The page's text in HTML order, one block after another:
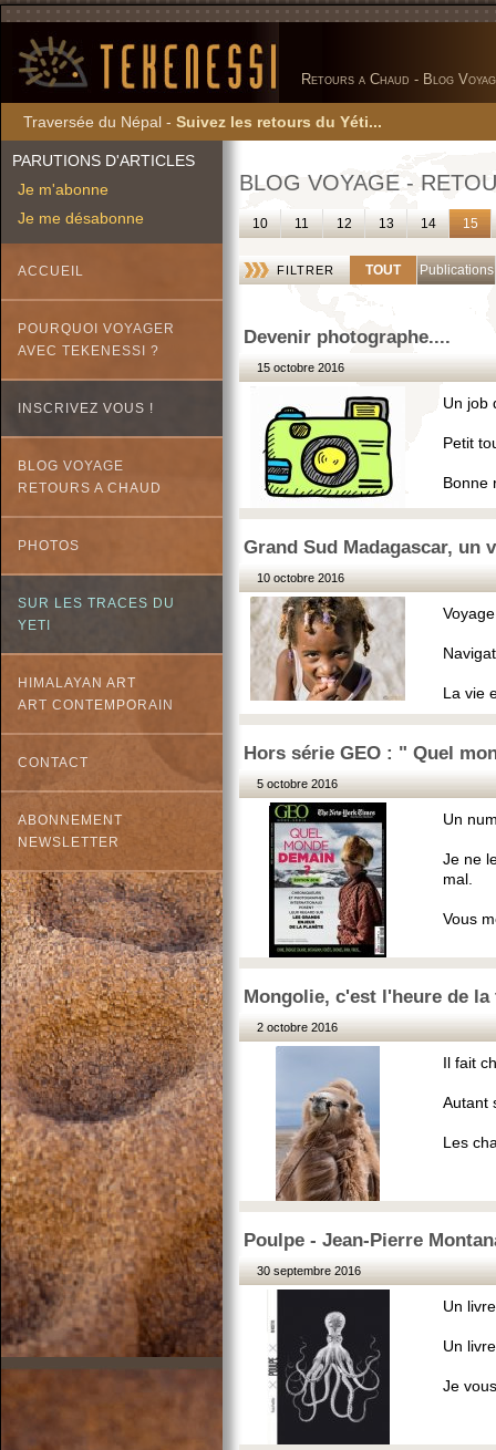
Retours a Chaud - Blog
Traversée du Népal - Suivez les retours du Yéti...
PARUTIONS D'ARTICLES
Je m'abonne
Je me désabonne
ACCUEIL
POURQUOI VOYAGER
AVEC TEKENESSI ?
INSCRIVEZ VOUS !
BLOG VOYAGE
RETOURS A CHAUD
PHOTOS
SUR LES TRACES DU
YETI
HIMALAYAN ART
ART CONTEMPORAIN
CONTACT
ABONNEMENT
NEWSLETTER
BLOG VOYAGE -
10 11 12 13 14 15
FILTRER TOUT Publications
Devenir photographe....
15 octobre 2016
Un job
Petit
Bonne
Grand Sud Madagascar, un
10 octobre 2016
La vie
Hors série GEO : " Quel
5 octobre 2016
Un
Je ne
mal.
Vous
Mongolie, c'est l'heure de la
2 octobre 2016
Il fait
Autant
Les
Poulpe - Jean-Pierre
30 septembre 2016
Un
Un
Je